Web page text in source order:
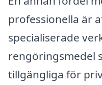
professionella är
specialiserade
rengöringsmedel
tillgängliga för